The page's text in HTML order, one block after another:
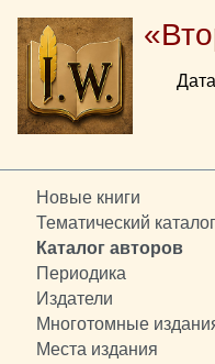
Новые книги
Тематический каталог
Каталог авторов
Периодика
Издатели
Многотомные
Места издания